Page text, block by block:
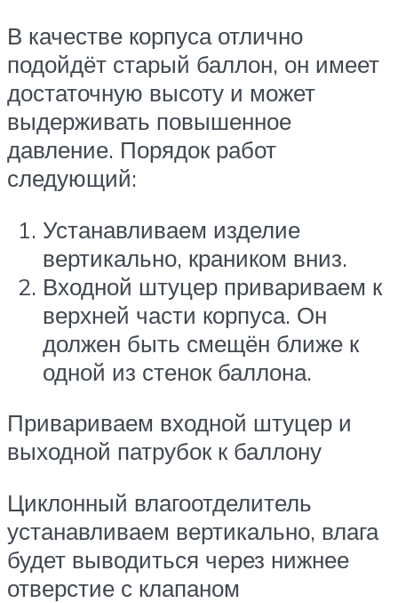
В качестве корпуса отлично
подойдёт старый баллон, он имеет
достаточную высоту и может
выдерживать повышенное
давление. Порядок работ
следующий:
Устанавливаем изделие
вертикально, краником вниз.
Входной штуцер привариваем к
верхней части корпуса. Он
должен быть смещён ближе к
одной из стенок баллона.
Привариваем входной штуцер и
выходной патрубок к баллону
Циклонный влагоотделитель
устанавливаем вертикально, влага
будет выводиться через нижнее
отверстие с клапаном